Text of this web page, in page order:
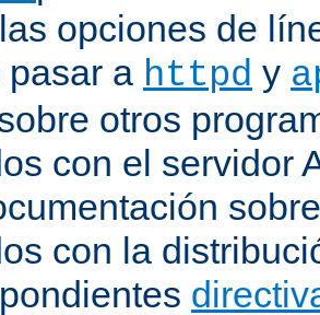
opciones de
pasar a httpd y
otros
con el servidor
con la